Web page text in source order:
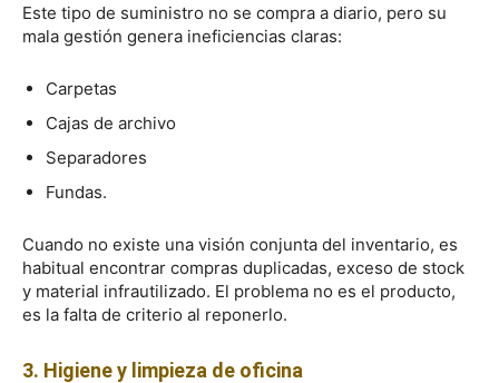
Este tipo de suministro no se compra a diario, pero su
mala gestión genera ineficiencias claras:
Carpetas
Cajas de archivo
Separadores
Fundas.
Cuando no existe una visión conjunta del inventario, es
habitual encontrar compras duplicadas, exceso de stock
y material infrautilizado. El problema no es el producto,
es la falta de criterio al reponerlo.
3. Higiene y limpieza de oficina